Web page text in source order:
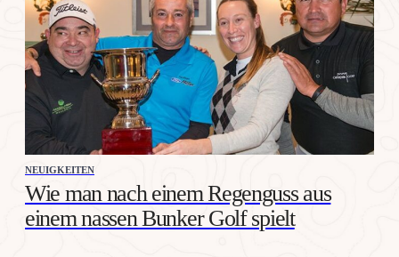
NEUIGKEITEN
Wie man nach einem Regenguss aus
einem nassen Bunker Golf spielt